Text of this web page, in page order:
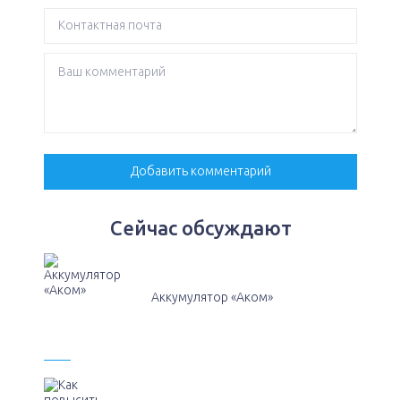
Сейчас обсуждают
Аккумулятор «Аком»